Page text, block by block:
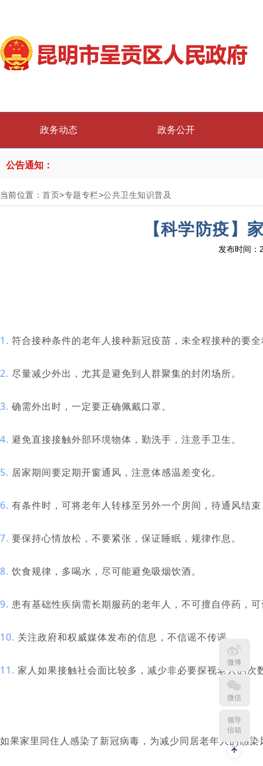
政务动态 政务公开
公告通知：
微博
微信
领导
信箱
当前位置：首页>专题专栏>公共卫生知识普及
【科学防疫】
发布时间
1. 符合接种条件的老年人接种新冠疫苗，未全程接种的要
2. 尽量减少外出，尤其是避免到人群聚集的封闭场所。
3. 确需外出时，一定要正确佩戴口罩。
4. 避免直接接触外部环境物体，勤洗手，注意手卫生。
5. 居家期间要定期开窗通风，注意体感温差变化。
6. 有条件时，可将老年人转移至另外一个房间，待通风结
7. 要保持心情放松，不要紧张，保证睡眠，规律作息。
8. 饮食规律，多喝水，尽可能避免吸烟饮酒。
9. 患有基础性疾病需长期服药的老年人，不可擅自停药，
10. 关注政府和权威媒体发布的信息，不信谣不传谣。
11. 家人如果接触社会面比较多，减少非必要探视老人的次
如果家里同住人感染了新冠病毒，为减少同居老年人的感染